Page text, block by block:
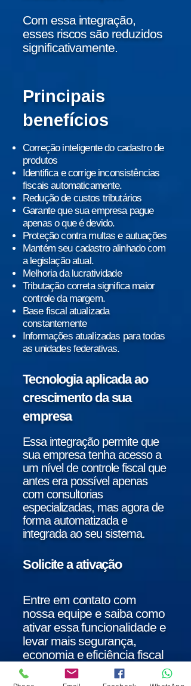
Com essa integração,
esses riscos são reduzidos
significativamente.
Principais
benefícios
Correção inteligente do cadastro de
produtos
Identifica e corrige inconsistências
fiscais automaticamente.
Redução de custos tributários
Garante que sua empresa pague
apenas o que é devido.
Proteção contra multas e autuações
Mantém seu cadastro alinhado com
a legislação atual.
Melhoria da lucratividade
Tributação correta significa maior
controle da margem.
Base fiscal atualizada
constantemente
Informações atualizadas para todas
as unidades federativas.
Tecnologia aplicada ao
crescimento da sua
empresa
Essa integração permite que
sua empresa tenha acesso a
um nível de controle fiscal que
antes era possível apenas
com consultorias
especializadas, mas agora de
forma automatizada e
integrada ao seu sistema.
Solicite a ativação
Entre em contato com
nossa equipe e saiba como
ativar essa funcionalidade e
levar mais segurança,
economia e eficiência fiscal
para sua empresa.